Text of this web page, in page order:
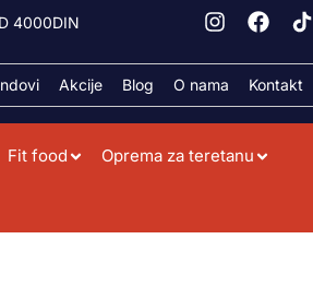
4000DIN
Akcije Blog O nama Kontakt
Fit food Oprema za teretanu